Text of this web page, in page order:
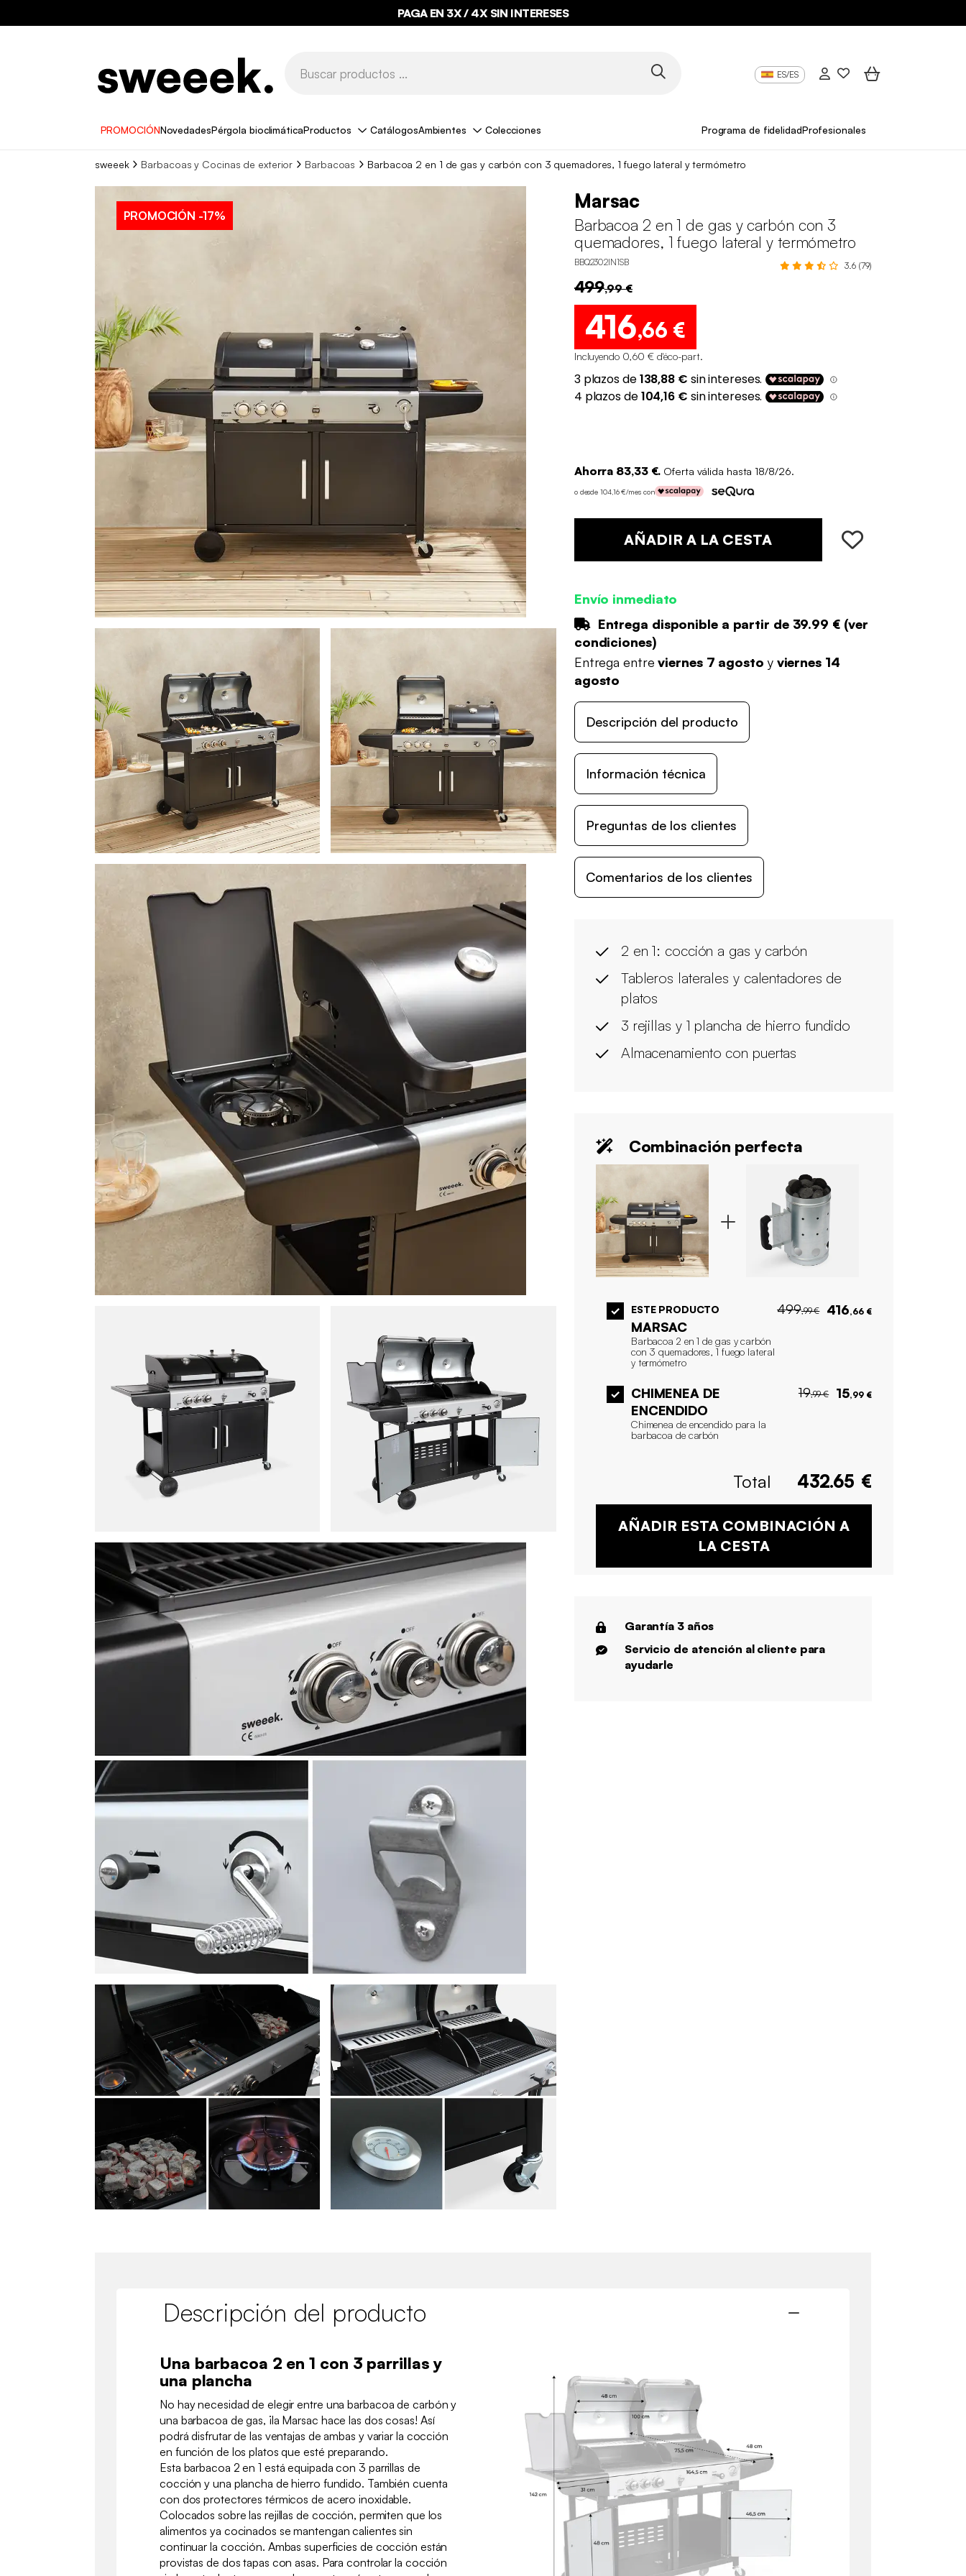
PAGA EN 3X / 4X SIN INTERESES
ES/ES
PROMOCIÓNNovedadesPérgola bioclimáticaProductos CatálogosAmbientes Colecciones Programa de fidelidadProfesionales
sweeek Barbacoas y Cocinas de exterior Barbacoas Barbacoa 2 en 1 de gas y carbón con 3 quemadores, 1 fuego lateral y termómetro
PROMOCIÓN -17%
Marsac
Barbacoa 2 en 1 de gas y carbón con 3
quemadores, 1 fuego lateral y termómetro
BBQ2302IN1SB 3.6 (79)
499,99 €
416,66 €
Incluyendo 0,60 € d'éco-part.
Ahorra 83,33 €. Oferta válida hasta 18/8/26.
o desde 104,16 €/mes con
AÑADIR A LA CESTA
Envío inmediato
Entrega disponible a partir de 39.99 €(ver
condiciones)
Entrega entreviernes 7 agosto y viernes 14
agosto
Descripción del producto
Información técnica
Preguntas de los clientes
Comentarios de los clientes
2 en 1: cocción a gas y carbón
Tableros laterales y calentadores de
platos
3 rejillas y 1 plancha de hierro fundido
Almacenamiento con puertas
Combinación perfecta
ESTE PRODUCTO
MARSAC
Barbacoa 2 en 1 de gas y carbón
con 3 quemadores, 1 fuego lateral
y termómetro
499,99 € 416,66 €
CHIMENEA DE
ENCENDIDO
Chimenea de encendido para la
barbacoa de carbón
19,99 € 15,99 €
Total 432.65 €
AÑADIR ESTA COMBINACIÓN A
LA CESTA
Garantía 3 años
Servicio de atención al cliente para
ayudarle
Descripción del producto
Una barbacoa 2 en 1 con 3 parrillas y
una plancha
No hay necesidad de elegir entre una barbacoa de carbón y
una barbacoa de gas, ¡la Marsac hace las dos cosas! Así
podrá disfrutar de las ventajas de ambas y variar la cocción
en función de los platos que esté preparando.
Esta barbacoa 2 en 1 está equipada con 3 parrillas de
cocción y una plancha de hierro fundido. También cuenta
con dos protectores térmicos de acero inoxidable.
Colocados sobre las rejillas de cocción, permiten que los
alimentos ya cocinados se mantengan calientes sin
continuar la cocción. Ambas superficies de cocción están
provistas de dos tapas con asas. Para controlar la cocción